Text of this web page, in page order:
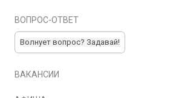
ВОПРОС-ОТВЕТ
Волнует вопрос? Задавай!
ВАКАНСИИ